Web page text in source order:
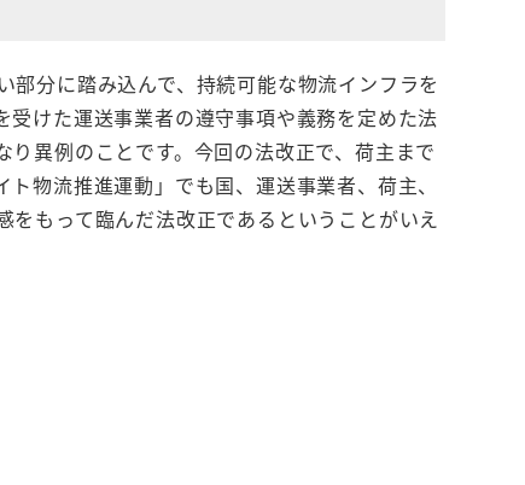
分に踏み込んで、持続可能な物流インフラを
けた運送事業者の遵守事項や義務を定めた法
異例のことです。今回の法改正で、荷主まで
物流推進運動」でも国、運送事業者、荷主、
もって臨んだ法改正であるということがいえ